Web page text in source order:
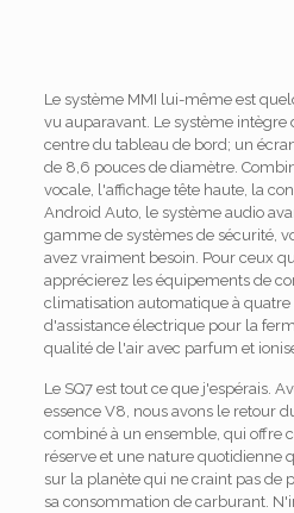
Le système MMI lui-même est
vu auparavant. Le système intègre
centre du tableau de bord; un
de 8,6 pouces de diamètre.
vocale, l'affichage tête haute, la
Android Auto, le système audio
gamme de systèmes de sécurité,
avez vraiment besoin. Pour ceux
apprécierez les équipements de
climatisation automatique à quatre
d'assistance électrique pour la
qualité de l'air avec parfum et
Le SQ7 est tout ce que j'espérais.
essence V8, nous avons le retour
combiné à un ensemble, qui offre
réserve et une nature quotidienne
sur la planète qui ne craint pas
sa consommation de carburant.